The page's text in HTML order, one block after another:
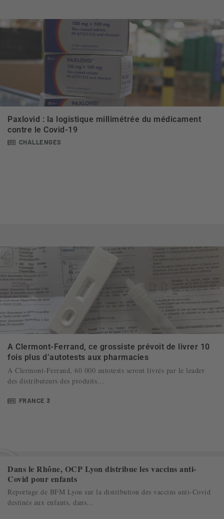
Paxlovid : la logistique millimétrée du médicament
contre le Covid-19
CHALLENGES
A Clermont-Ferrand, ce grossiste prévoit de livrer 10
fois plus d’autotests aux pharmacies
A Clermont-Ferrand, 60 000 autotests seront livrés par le leader
des distributeurs des produits…
FRANCE 3
Dans le Rhône, OCP Lyon distribue les vaccins anti-
Covid pour enfants
Reportage de BFM Lyon sur la distribution des vaccins anti-Covid
destinés aux enfants, dans…